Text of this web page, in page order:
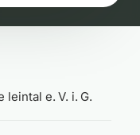
e. V. i. G.